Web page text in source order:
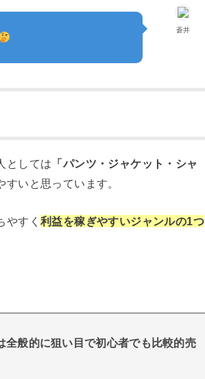
蒼井
としては 「パンツ・ジャケット・シャ
いと思っています。
やすく 利益を稼ぎやすいジャンルの1つ
全般的に狙い目で初心者でも比較的売